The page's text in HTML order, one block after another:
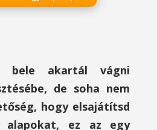
bele akartál vágni
de soha nem
hogy elsajátítsd
alapokat, ez az egy